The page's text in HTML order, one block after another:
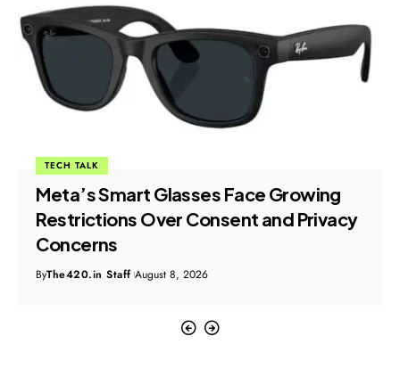
ECONOMIC FRAUD
No Bail for Mule Account Holder in ₹2
Crore Digital Arrest Fraud, CBI Court
Rejects Plea
ByThe420.in Staff August 8, 2026